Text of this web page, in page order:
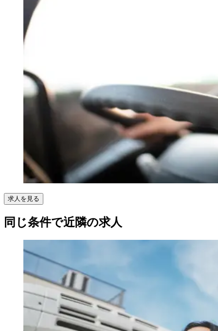
求人を見る
同じ条件で近隣の求人